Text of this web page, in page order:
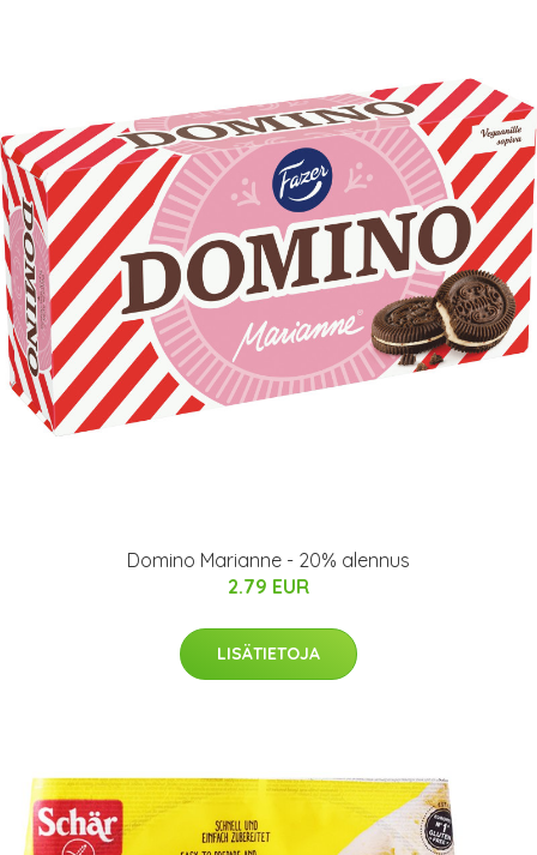
Domino Marianne - 20% alennus
2.79 EUR
LISÄTIETOJA